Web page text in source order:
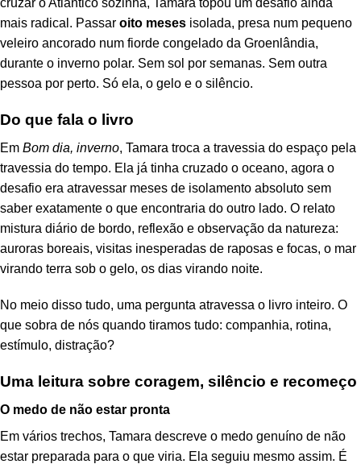
cruzar o Atlântico sozinha, Tamara topou um desafio ainda
mais radical. Passar oito meses isolada, presa num pequeno
veleiro ancorado num fiorde congelado da Groenlândia,
durante o inverno polar. Sem sol por semanas. Sem outra
pessoa por perto. Só ela, o gelo e o silêncio.
Do que fala o livro
Em Bom dia, inverno, Tamara troca a travessia do espaço pela
travessia do tempo. Ela já tinha cruzado o oceano, agora o
desafio era atravessar meses de isolamento absoluto sem
saber exatamente o que encontraria do outro lado. O relato
mistura diário de bordo, reflexão e observação da natureza:
auroras boreais, visitas inesperadas de raposas e focas, o mar
virando terra sob o gelo, os dias virando noite.
No meio disso tudo, uma pergunta atravessa o livro inteiro. O
que sobra de nós quando tiramos tudo: companhia, rotina,
estímulo, distração?
Uma leitura sobre coragem, silêncio e recomeço
O medo de não estar pronta
Em vários trechos, Tamara descreve o medo genuíno de não
estar preparada para o que viria. Ela seguiu mesmo assim. É